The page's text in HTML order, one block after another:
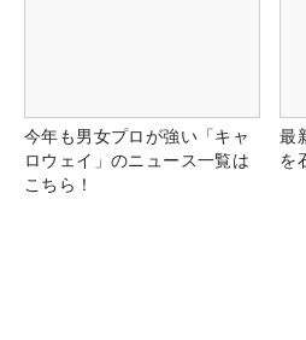
今年も男女プロが強い「キャ
ロウェイ」のニュース一覧は
こちら！
最
を